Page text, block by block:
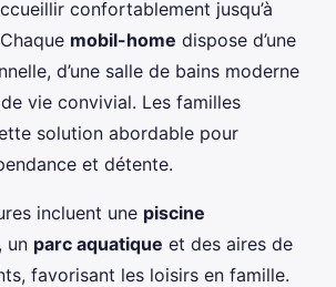
confortablement jusqu’à
mobil-home dispose d’une
d’une salle de bains moderne
de vie convivial. Les familles
solution abordable pour
et détente.
incluent une piscine
un parc aquatique et des aires de
favorisant les loisirs en famille.